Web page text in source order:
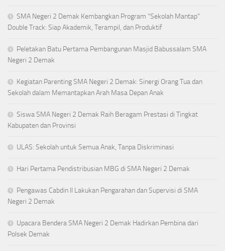
SMA Negeri 2 Demak Kembangkan Program “Sekolah Mantap”
Double Track: Siap Akademik, Terampil, dan Produktif
Peletakan Batu Pertama Pembangunan Masjid Babussalam SMA
Negeri 2 Demak
Kegiatan Parenting SMA Negeri 2 Demak: Sinergi Orang Tua dan
Sekolah dalam Memantapkan Arah Masa Depan Anak
Siswa SMA Negeri 2 Demak Raih Beragam Prestasi di Tingkat
Kabupaten dan Provinsi
ULAS: Sekolah untuk Semua Anak, Tanpa Diskriminasi
Hari Pertama Pendistribusian MBG di SMA Negeri 2 Demak
Pengawas Cabdin II Lakukan Pengarahan dan Supervisi di SMA
Negeri 2 Demak
Upacara Bendera SMA Negeri 2 Demak Hadirkan Pembina dari
Polsek Demak